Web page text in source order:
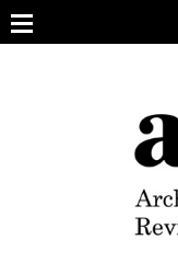
ARCHIVO DE
ESTUDIOS CRÍTICOS